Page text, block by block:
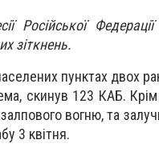
Російської
зіткнень.
пунктах двох
скинув 123 КАБ.
вогню, та
3 квітня.